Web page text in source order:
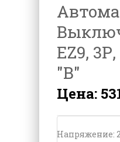
EZ9,
"В"
Цена:
Напряжение: